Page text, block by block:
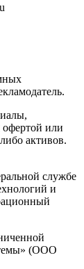
офертой или
активов.
службе
и
(ООО